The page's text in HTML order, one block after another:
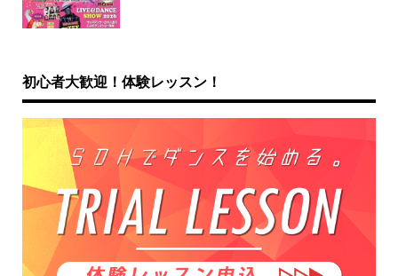
初心者大歓迎！体験レッスン！